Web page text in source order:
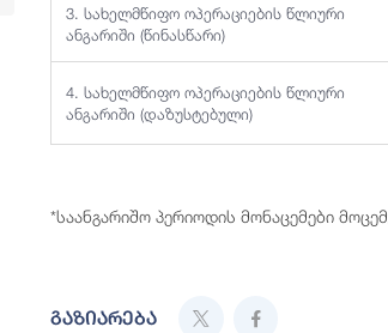
3. სახელმწიფო ოპერაციების წლიური
ანგარიში (წინასწარი)
4. სახელმწიფო ოპერაციების წლიური
ანგარიში (დაზუსტებული)
*საანგარიშო პერიოდის მონაცემები
გაზიარება